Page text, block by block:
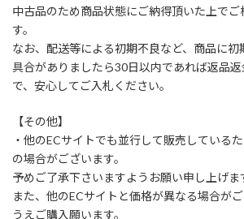
中古品のため商品状態にご納得頂いた上でご
す。
なお、配送等による初期不良など、商品に
具合がありましたら30日以内であれば返品
で、安心してご入札ください。
【その他】
・他のECサイトでも並行して販売している
の場合がございます。
予めご了承下さいますようお願い申し上げま
また、他のECサイトと価格が異なる場合が
うえご購入願います。